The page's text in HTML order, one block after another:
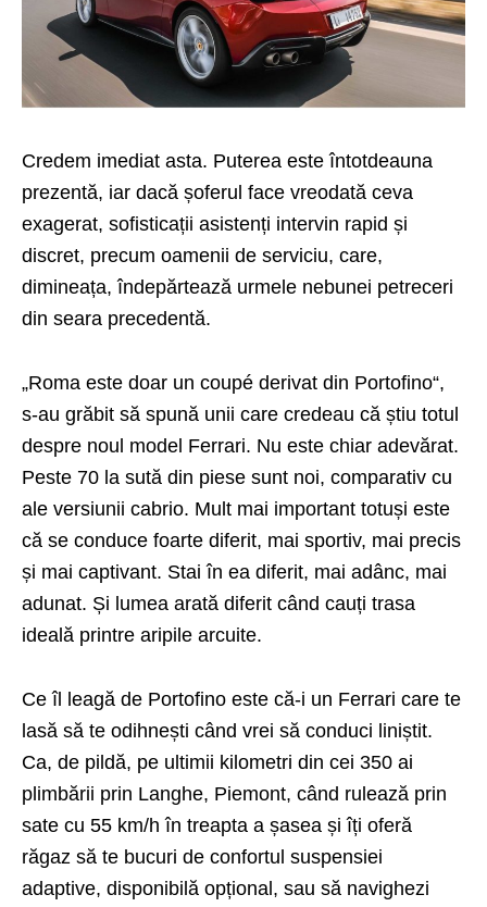
Credem imediat asta. Puterea este întotdeauna
prezentă, iar dacă șoferul face vreodată ceva
exagerat, sofisticații asistenți intervin rapid și
discret, precum oamenii de serviciu, care,
dimineața, îndepărtează urmele nebunei petreceri
din seara precedentă.
„Roma este doar un coupé derivat din Portofino“,
s-au grăbit să spună unii care credeau că știu totul
despre noul model Ferrari. Nu este chiar adevărat.
Peste 70 la sută din piese sunt noi, comparativ cu
ale versiunii cabrio. Mult mai important totuși este
că se conduce foarte diferit, mai sportiv, mai precis
și mai captivant. Stai în ea diferit, mai adânc, mai
adunat. Și lumea arată diferit când cauți trasa
ideală printre aripile arcuite.
Ce îl leagă de Portofino este că-i un Ferrari care te
lasă să te odihnești când vrei să conduci liniștit.
Ca, de pildă, pe ultimii kilometri din cei 350 ai
plimbării prin Langhe, Piemont, când rulează prin
sate cu 55 km/h în treapta a șasea și îți oferă
răgaz să te bucuri de confortul suspensiei
adaptive, disponibilă opțional, sau să navighezi